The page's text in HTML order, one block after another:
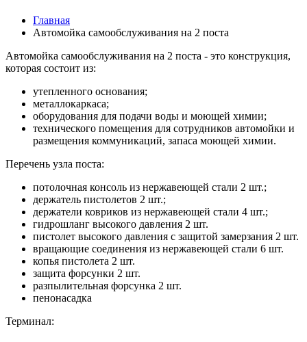
Главная
Автомойка самообслуживания на 2 поста
Автомойка самообслуживания на 2 поста - это конструкция,
которая состоит из:
утепленного основания;
металлокаркаса;
оборудования для подачи воды и моющей химии;
технического помещения для сотрудников автомойки и
размещения коммуникаций, запаса моющей химии.
Перечень узла поста:
потолочная консоль из нержавеющей стали 2 шт.;
держатель пистолетов 2 шт.;
держатели ковриков из нержавеющей стали 4 шт.;
гидрошланг высокого давления 2 шт.
пистолет высокого давления с защитой замерзания 2 шт.
вращающие соединения из нержавеющей стали 6 шт.
копья пистолета 2 шт.
защита форсунки 2 шт.
разпылительная форсунка 2 шт.
пенонасадка
Терминал: